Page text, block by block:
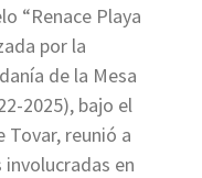
“Renace Playa
por la
de la Mesa
2025), bajo el
Tovar, reunió a
en